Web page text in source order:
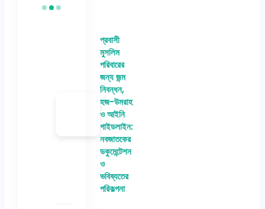
প্রবাসী
মুসলিম
পরিবারের
জন্য জন্ম
নিবন্ধন,
হজ-উমরাহ
ও আইনি
গাইডলাইন:
নবজাতকের
ডকুমেন্টেশন
ও
ভবিষ্যতের
পরিকল্পনা